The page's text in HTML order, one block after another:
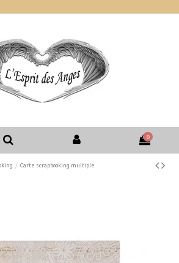
0
Carte scrapbooking multiple